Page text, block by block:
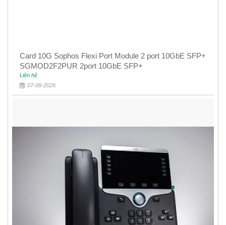
Card 10G Sophos Flexi Port Module 2 port 10GbE SFP+
SGMOD2F2PUR 2port 10GbE SFP+
Liên hệ
07-08-2026